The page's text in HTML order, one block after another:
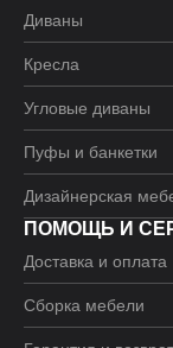
Диваны
Кресла
Угловые диваны
Пуфы и банкетки
Дизайнерская
ПОМОЩЬ И
Доставка и оплата
Сборка мебели